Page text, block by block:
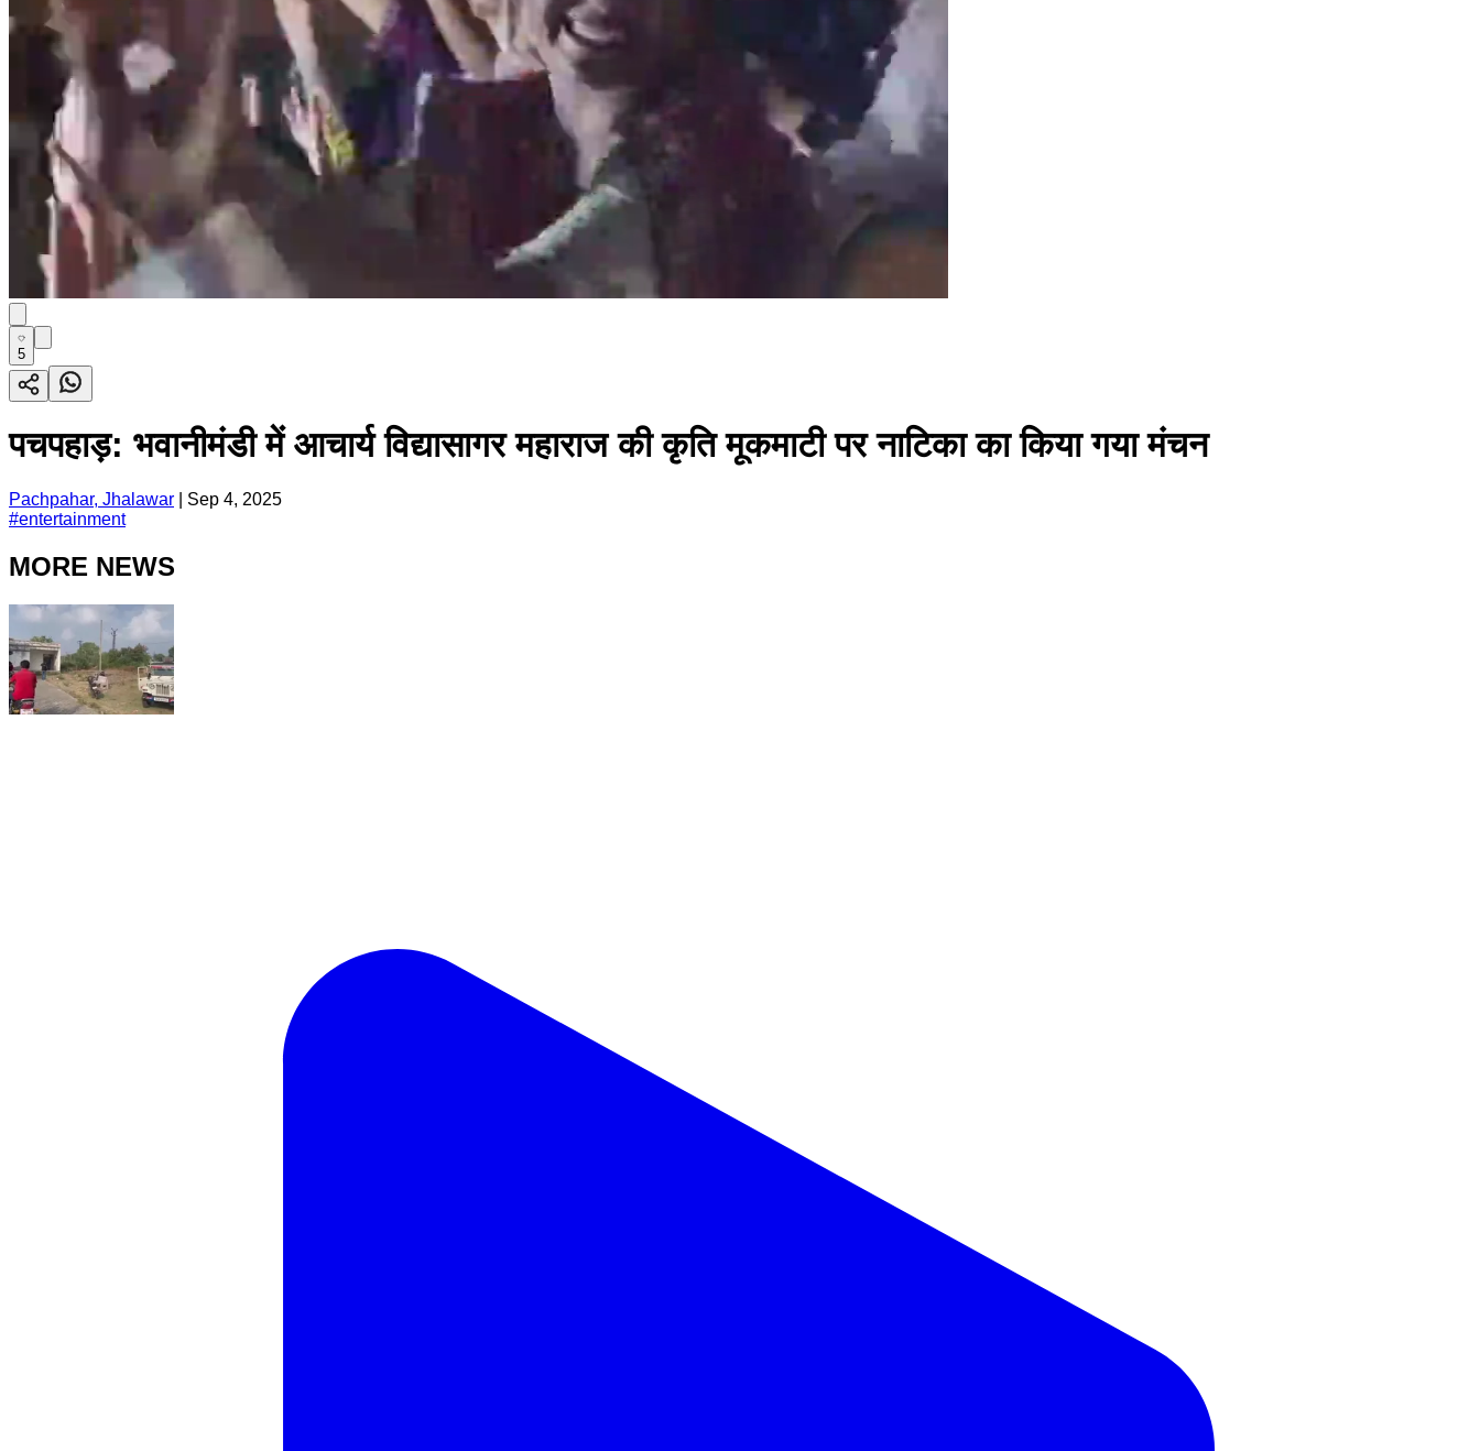
5
पचपहाड़: भवानीमंडी में आचार्य विद्यासागर महाराज की कृति मूकमाटी पर नाटिका का किया गया मंचन
Pachpahar, Jhalawar
Sep 4, 2025
#entertainment
MORE NEWS